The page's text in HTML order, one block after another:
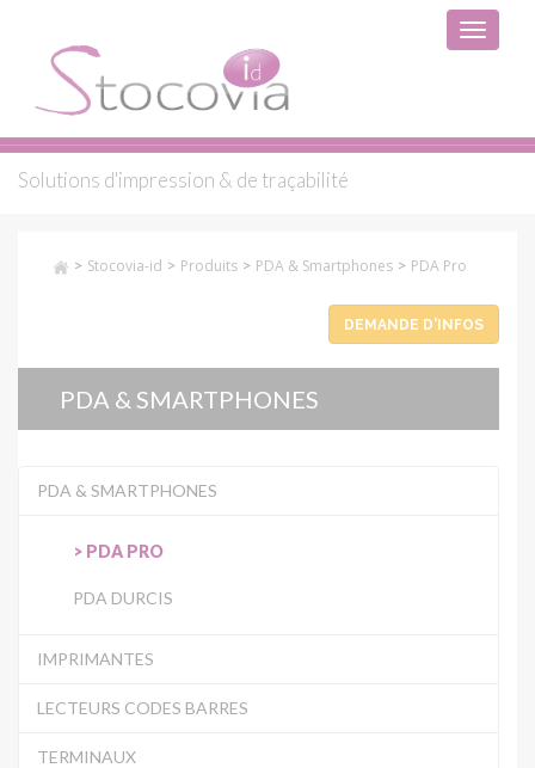
Toggle
Solutions d'impression & de traçabilité
> Stocovia-id > Produits > PDA & Smartphones > PDA Pro
DEMANDE D'INFOS
PDA & SMARTPHONES
PDA & SMARTPHONES
PDA PRO
PDA DURCIS
IMPRIMANTES
LECTEURS CODES BARRES
TERMINAUX